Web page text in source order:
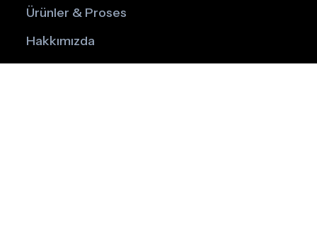
Ürünler & Proses
Hakkımızda
Blog